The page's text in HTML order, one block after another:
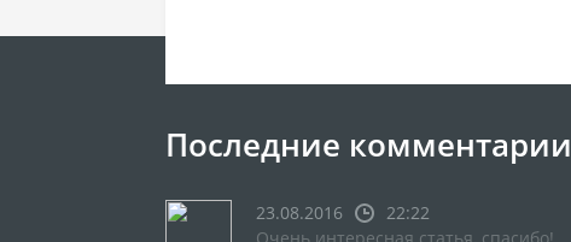
Последние комментарии
23.08.2016
22:22